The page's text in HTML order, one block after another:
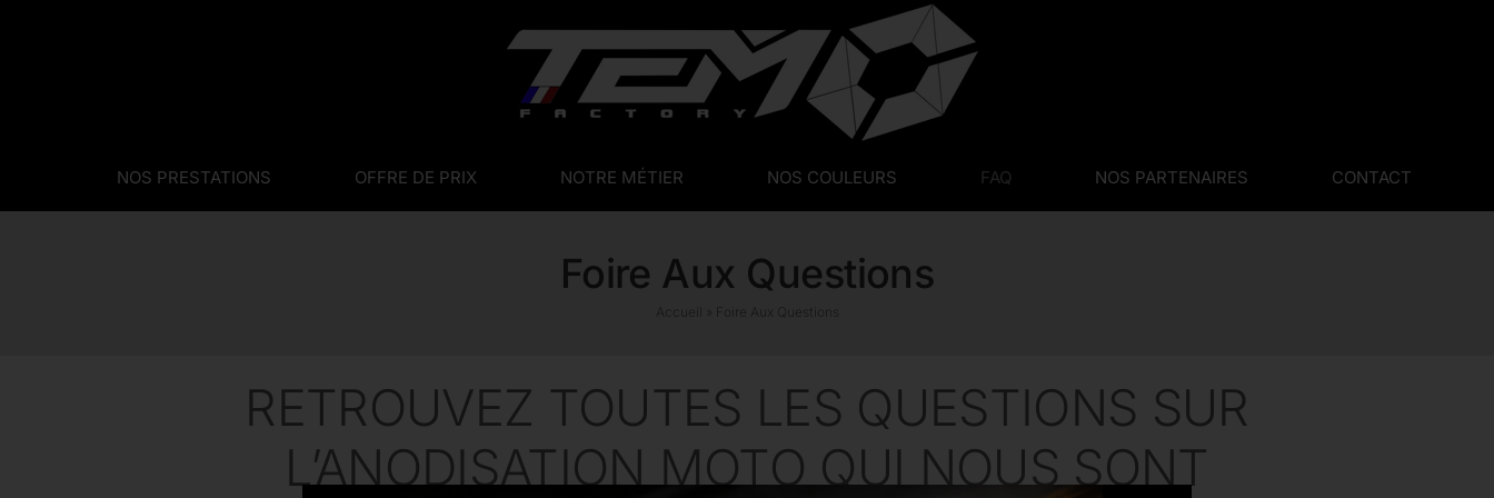
NOS PRESTATIONS OFFRE DE PRIX NOTRE MÉTIER NOS COULEURS FAQ NOS PARTENAIRES CONTACT
Foire Aux Questions
Accueil Foire Aux Questions
RETROUVEZ TOUTES LES QUESTIONS SUR
L’ANODISATION MOTO QUI NOUS SONT
L’anodisation des
Dans quel état